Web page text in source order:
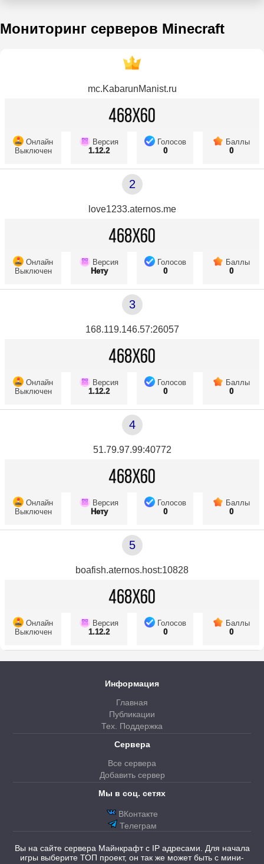
Мониторинг серверов Minecraft
mc.KabarunManist.ru
Онлайн
Выключен
Версия
1.12.2
Голосов
0
Баллы
0
2
love1233.aternos.me
Онлайн
Выключен
Версия
Нету
Голосов
0
Баллы
0
3
168.119.146.57:26057
Онлайн
Выключен
Версия
1.12.2
Голосов
0
Баллы
0
4
51.79.97.99:40772
Онлайн
Выключен
Версия
Нету
Голосов
0
Баллы
0
5
boafish.aternos.host:10828
Онлайн
Выключен
Версия
1.12.2
Голосов
0
Баллы
0
Информация
Главная
Публикации
Тех. Поддержка
Сервера
Все сервера
Добавить сервер
Мы в соц. сетях
ВКонтакте
Телеграм
Вы на сайте сервера Майнкрафт с IP адресами. Для начала
игры выберите ТОП проект, он так же может быть с мини-